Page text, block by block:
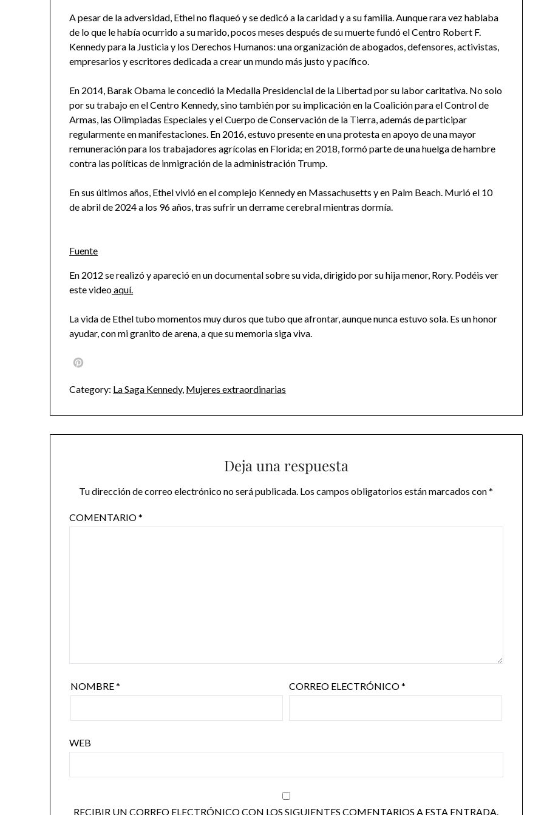
A pesar de la adversidad, Ethel no flaqueó y se dedicó a la caridad y a su familia. Aunque rara vez hablaba
de lo que le había ocurrido a su marido, pocos meses después de su muerte fundó el Centro Robert F.
Kennedy para la Justicia y los Derechos Humanos: una organización de abogados, defensores, activistas,
empresarios y escritores dedicada a crear un mundo más justo y pacífico.
En 2014, Barak Obama le concedió la Medalla Presidencial de la Libertad por su labor caritativa. No solo
por su trabajo en el Centro Kennedy, sino también por su implicación en la Coalición para el Control de
Armas, las Olimpiadas Especiales y el Cuerpo de Conservación de la Tierra, además de participar
regularmente en manifestaciones. En 2016, estuvo presente en una protesta en apoyo de una mayor
remuneración para los trabajadores agrícolas en Florida; en 2018, formó parte de una huelga de hambre
contra las políticas de inmigración de la administración Trump.
En sus últimos años, Ethel vivió en el complejo Kennedy en Massachusetts y en Palm Beach. Murió el 10
de abril de 2024 a los 96 años, tras sufrir un derrame cerebral mientras dormía.
Fuente
En 2012 se realizó y apareció en un documental sobre su vida, dirigido por su hija menor, Rory. Podéis ver
este videoaquí.
La vida de Ethel tubo momentos muy duros que tubo que afrontar, aunque nunca estuvo sola. Es un honor
ayudar, con mi granito de arena, a que su memoria siga viva.
Category: La Saga Kennedy, Mujeres extraordinarias
Deja una respuesta
Tu dirección de correo electrónico no será publicada. Los campos obligatorios están marcados con*
COMENTARIO*
NOMBRE* CORREO ELECTRÓNICO*
WEB
RECIBIR UN CORREO ELECTRÓNICO CON LOS SIGUIENTES COMENTARIOS A ESTA ENTRADA.